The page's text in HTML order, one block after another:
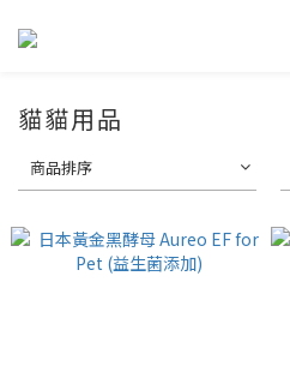
貓貓用品
商品排序